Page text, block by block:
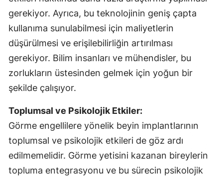
gerekiyor. Ayrıca, bu teknolojinin geniş çapta
kullanıma sunulabilmesi için maliyetlerin
düşürülmesi ve erişilebilirliğin artırılması
gerekiyor. Bilim insanları ve mühendisler, bu
zorlukların üstesinden gelmek için yoğun bir
şekilde çalışıyor.
Toplumsal ve Psikolojik Etkiler:
Görme engellilere yönelik beyin implantlarının
toplumsal ve psikolojik etkileri de göz ardı
edilmemelidir. Görme yetisini kazanan bireylerin
topluma entegrasyonu ve bu sürecin psikolojik